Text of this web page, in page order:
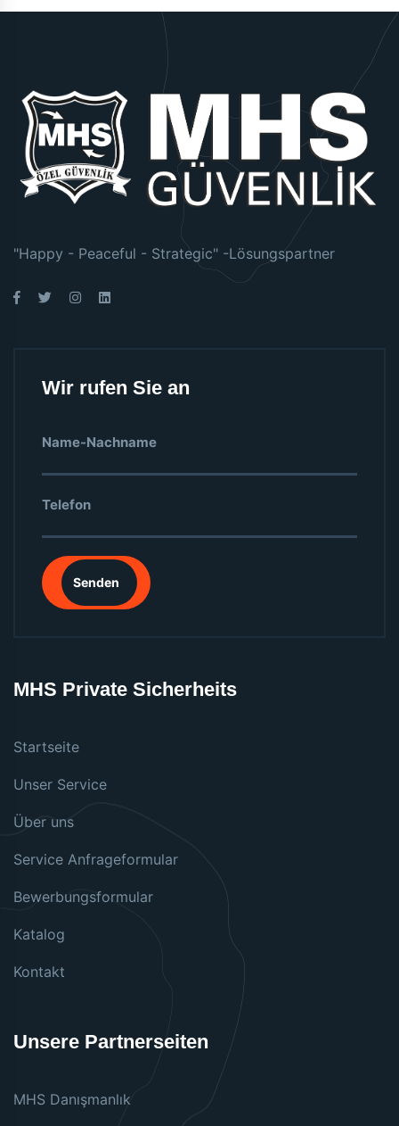
"Happy - Peaceful - Strategic" -Lösungspartner
Wir rufen Sie an
Senden
MHS Private Sicherheits
Startseite
Unser Service
Über uns
Service Anfrageformular
Bewerbungsformular
Katalog
Kontakt
Unsere Partnerseiten
MHS Danışmanlık